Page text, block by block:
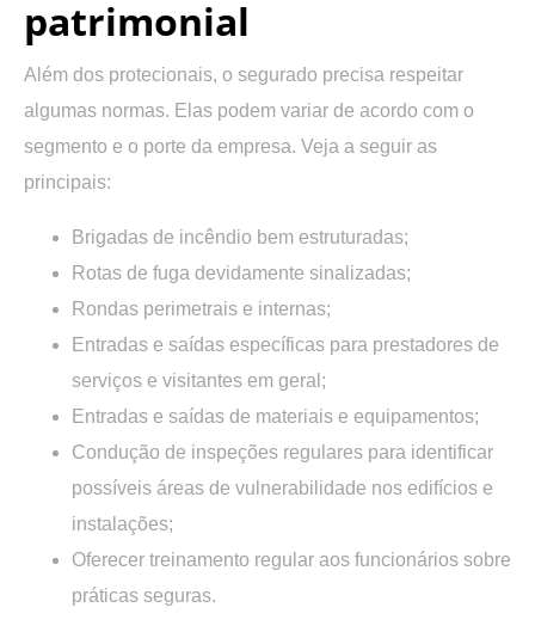
patrimonial
Além dos protecionais, o segurado precisa respeitar
algumas normas. Elas podem variar de acordo com o
segmento e o porte da empresa. Veja a seguir as
principais:
Brigadas de incêndio bem estruturadas;
Rotas de fuga devidamente sinalizadas;
Rondas perimetrais e internas;
Entradas e saídas específicas para prestadores de
serviços e visitantes em geral;
Entradas e saídas de materiais e equipamentos;
Condução de inspeções regulares para identificar
possíveis áreas de vulnerabilidade nos edifícios e
instalações;
Oferecer treinamento regular aos funcionários sobre
práticas seguras.